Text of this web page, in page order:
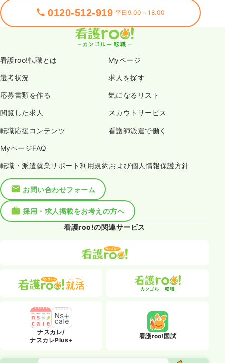
0120-512-919 平日9:00～18:00
看護roo!転職とは Myページ
選考状況 求人を探す
応募書類を作る 気になるリスト
閲覧した求人 スカウトサービス
転職応援コンテンツ 看護師派遣で働く
MyページFAQ
転職・派遣就業サポート利用規約および個人情報保護方針
お問い合わせフォーム
採用・求人掲載をお考えの方へ
看護roo!の関連サービス
ナスカレ/
ナスカレPlus+
看護roo!国試